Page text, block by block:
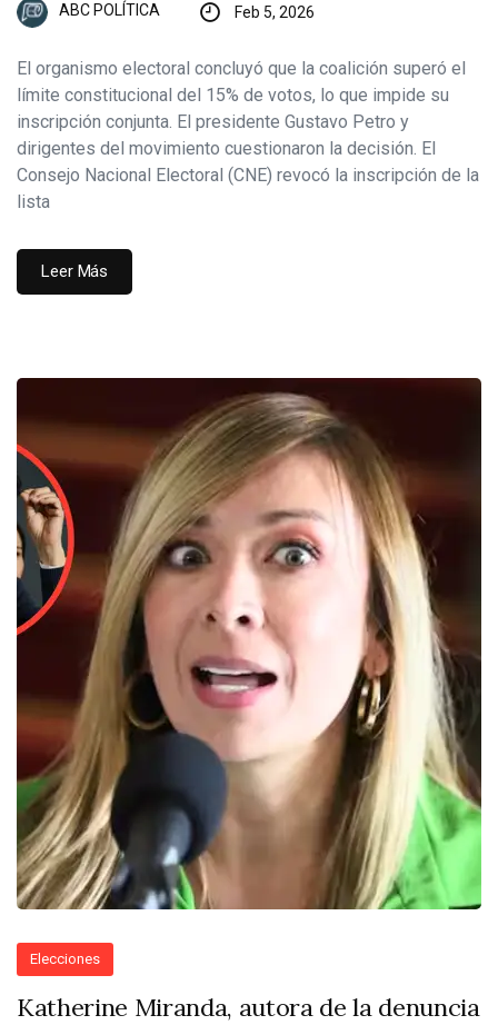
ABC POLÍTICA Feb 5, 2026
El organismo electoral concluyó que la coalición superó el
límite constitucional del 15% de votos, lo que impide su
inscripción conjunta. El presidente Gustavo Petro y
dirigentes del movimiento cuestionaron la decisión. El
Consejo Nacional Electoral (CNE) revocó la inscripción de la
lista
Leer Más
Elecciones
Katherine Miranda, autora de la denuncia